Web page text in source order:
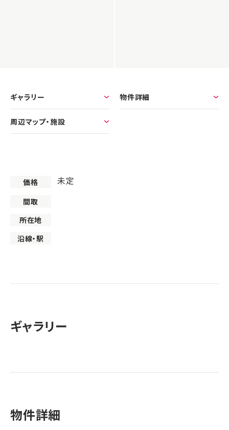
ギャラリー 物件詳細
周辺マップ・施設
価格 未定
間取
所在地
沿線・駅
ギャラリー
物件詳細